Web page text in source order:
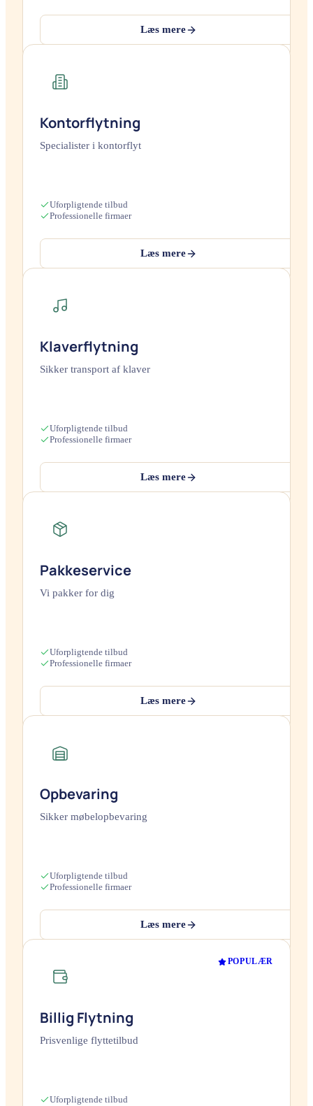
Læs mere
Kontorflytning
Specialister i kontorflyt
Uforpligtende tilbud
Professionelle firmaer
Læs mere
Klaverflytning
Sikker transport af klaver
Uforpligtende tilbud
Professionelle firmaer
Læs mere
Pakkeservice
Vi pakker for dig
Uforpligtende tilbud
Professionelle firmaer
Læs mere
Opbevaring
Sikker møbelopbevaring
Uforpligtende tilbud
Professionelle firmaer
Læs mere
POPULÆR
Billig Flytning
Prisvenlige flyttetilbud
Uforpligtende tilbud